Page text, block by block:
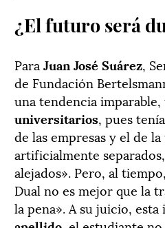
¿El futuro será
Para Juan José Suárez,
de Fundación
una tendencia
universitarios, pues
de las empresas y el de
artificialmente
alejados». Pero, al
Dual no es mejor que la
la pena». A su juicio,